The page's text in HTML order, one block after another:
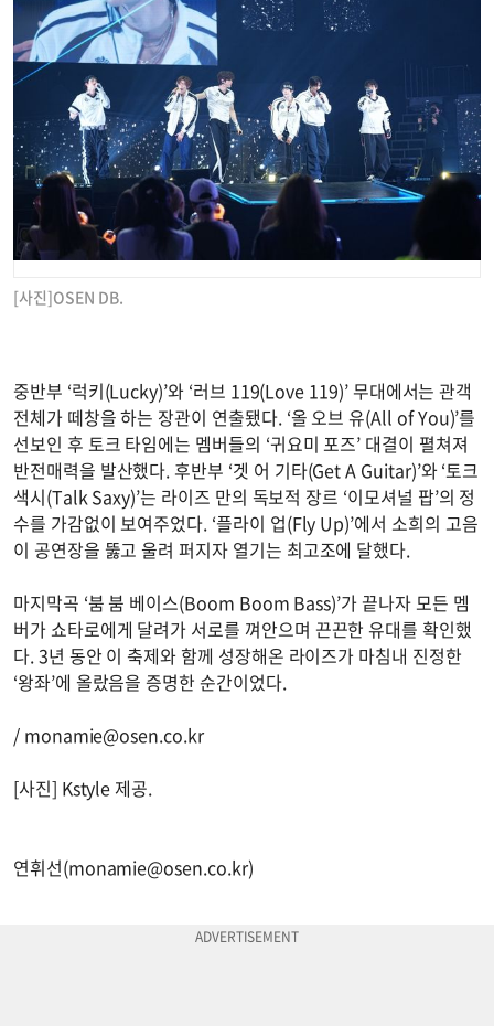
[사진]OSEN DB.
중반부 ‘럭키(Lucky)’와 ‘러브 119(Love 119)’ 무대에서는 관객
전체가 떼창을 하는 장관이 연출됐다. ‘올 오브 유(All of You)’를
선보인 후 토크 타임에는 멤버들의 ‘귀요미 포즈’ 대결이 펼쳐져
반전매력을 발산했다. 후반부 ‘겟 어 기타(Get A Guitar)’와 ‘토크
색시(Talk Saxy)’는 라이즈 만의 독보적 장르 ‘이모셔널 팝’의 정
수를 가감없이 보여주었다. ‘플라이 업(Fly Up)’에서 소희의 고음
이 공연장을 뚫고 울려 퍼지자 열기는 최고조에 달했다.
마지막곡 ‘붐 붐 베이스(Boom Boom Bass)’가 끝나자 모든 멤
버가 쇼타로에게 달려가 서로를 껴안으며 끈끈한 유대를 확인했
다. 3년 동안 이 축제와 함께 성장해온 라이즈가 마침내 진정한
‘왕좌’에 올랐음을 증명한 순간이었다.
/ monamie@osen.co.kr
[사진] Kstyle 제공.
연휘선(monamie@osen.co.kr)